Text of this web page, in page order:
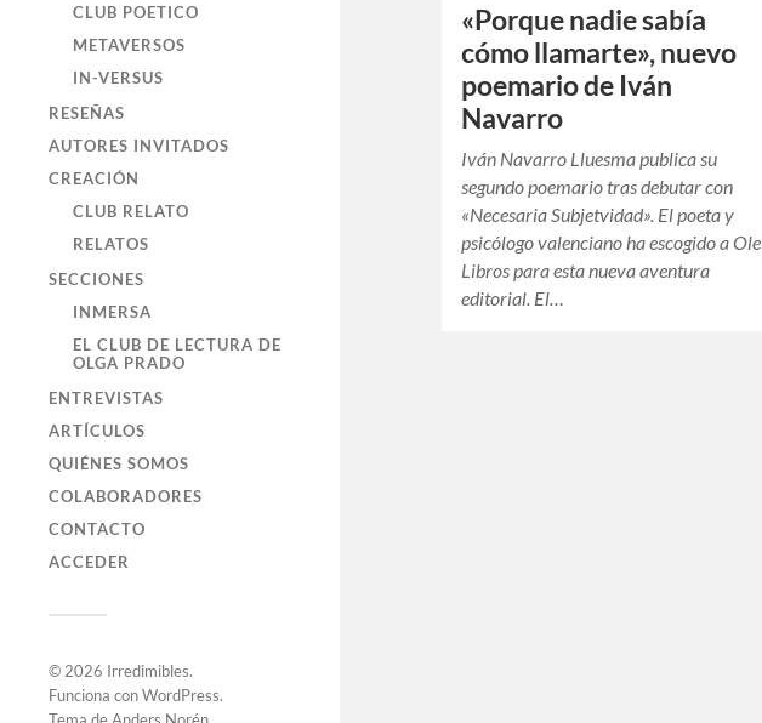
CLUB POETICO
METAVERSOS
IN-VERSUS
RESEÑAS
AUTORES INVITADOS
CREACIÓN
CLUB RELATO
RELATOS
SECCIONES
INMERSA
EL CLUB DE LECTURA DE
OLGA PRADO
ENTREVISTAS
ARTÍCULOS
QUIÉNES SOMOS
COLABORADORES
CONTACTO
ACCEDER
© 2026 Irredimibles.
Funciona conWordPress.
Tema de Anders Norén
«Porque nadie sabía
cómo llamarte», nuevo
poemario de Iván
Navarro
Iván Navarro Lluesma publica su
segundo poemario tras debutar con
«Necesaria Subjetvidad». El poeta y
psicólogo valenciano ha escogido a Ole
Libros para esta nueva aventura
editorial. El…